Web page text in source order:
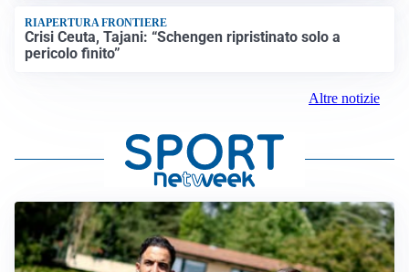
RIAPERTURA FRONTIERE
Crisi Ceuta, Tajani: “Schengen ripristinato solo a
pericolo finito”
Altre notizie